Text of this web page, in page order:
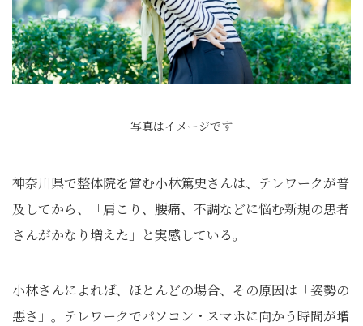
写真はイメージです
神奈川県で整体院を営む小林篤史さんは、テレワークが普
及してから、「肩こり、腰痛、不調などに悩む新規の患者
さんがかなり増えた」と実感している。
小林さんによれば、ほとんどの場合、その原因は「姿勢の
悪さ」。テレワークでパソコン・スマホに向かう時間が増